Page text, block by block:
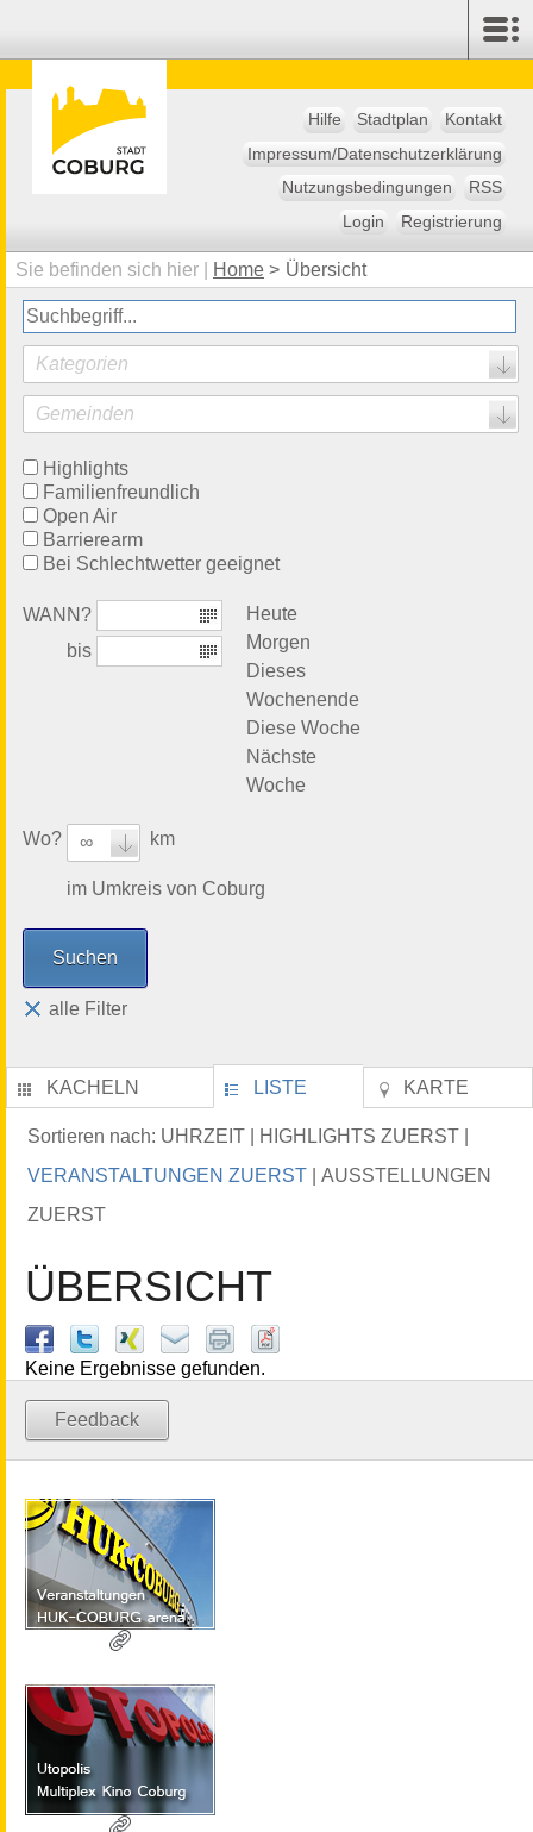
Hilfe Stadtplan
Kontakt
Impressum/Datenschutzerklärung
Nutzungsbedingungen
RSS
Login
Registrierung
Sie befinden sich hier | Home > Übersicht
Kategorien
Gemeinden
Highlights
Familienfreundlich
Open Air
Barrierearm
Bei Schlechtwetter geeignet
WANN?
bis
Heute
Morgen
Dieses
Wochenende
Diese Woche
Nächste
Woche
Wo? ∞ km
im Umkreis von Coburg
alle Filter
KACHELN LISTE KARTE
Sortieren nach: UHRZEIT HIGHLIGHTS ZUERST
VERANSTALTUNGEN ZUERST
AUSSTELLUNGEN
ZUERST
ÜBERSICHT
Keine Ergebnisse gefunden.
Feedback